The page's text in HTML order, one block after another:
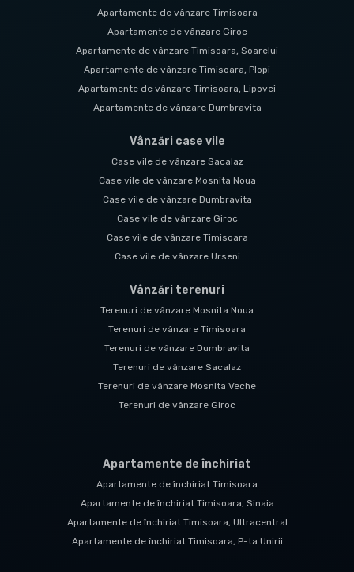
Apartamente de vânzare Timisoara
Apartamente de vânzare Giroc
Apartamente de vânzare Timisoara, Soarelui
Apartamente de vânzare Timisoara, Plopi
Apartamente de vânzare Timisoara, Lipovei
Apartamente de vânzare Dumbravita
Vânzări case vile
Case vile de vânzare Sacalaz
Case vile de vânzare Mosnita Noua
Case vile de vânzare Dumbravita
Case vile de vânzare Giroc
Case vile de vânzare Timisoara
Case vile de vânzare Urseni
Vânzări terenuri
Terenuri de vânzare Mosnita Noua
Terenuri de vânzare Timisoara
Terenuri de vânzare Dumbravita
Terenuri de vânzare Sacalaz
Terenuri de vânzare Mosnita Veche
Terenuri de vânzare Giroc
Apartamente de închiriat
Apartamente de închiriat Timisoara
Apartamente de închiriat Timisoara, Sinaia
Apartamente de închiriat Timisoara, Ultracentral
Apartamente de închiriat Timisoara, P-ta Unirii